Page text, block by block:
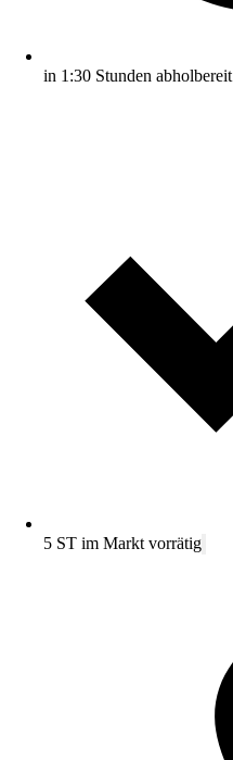
in 1:30 Stunden abholbereit
5 ST im Markt vorrätig